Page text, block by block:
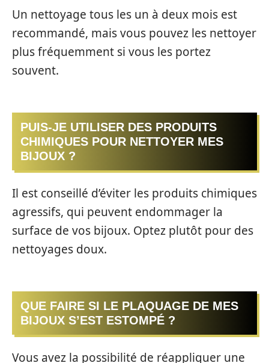
Un nettoyage tous les un à deux mois est
recommandé, mais vous pouvez les nettoyer
plus fréquemment si vous les portez
souvent.
PUIS-JE UTILISER DES PRODUITS
CHIMIQUES POUR NETTOYER MES
BIJOUX ?
Il est conseillé d’éviter les produits chimiques
agressifs, qui peuvent endommager la
surface de vos bijoux. Optez plutôt pour des
nettoyages doux.
QUE FAIRE SI LE PLAQUAGE DE MES
BIJOUX S’EST ESTOMPÉ ?
Vous avez la possibilité de réappliquer une